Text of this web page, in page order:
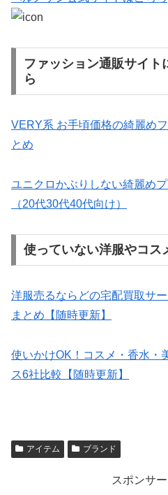
ファッション通販サイト
ら
VERY系 お手頃価格の綺麗め
とめ
ユニクロかぶりしない綺麗め
（20代30代40代向け）
使っていない洋服やコス
洋服売るならどの宅配買取サ
まとめ【随時更新】
使いかけOK！コスメ・香水・
ス6社比較【随時更新】
アイテム ブランド
スポンサ